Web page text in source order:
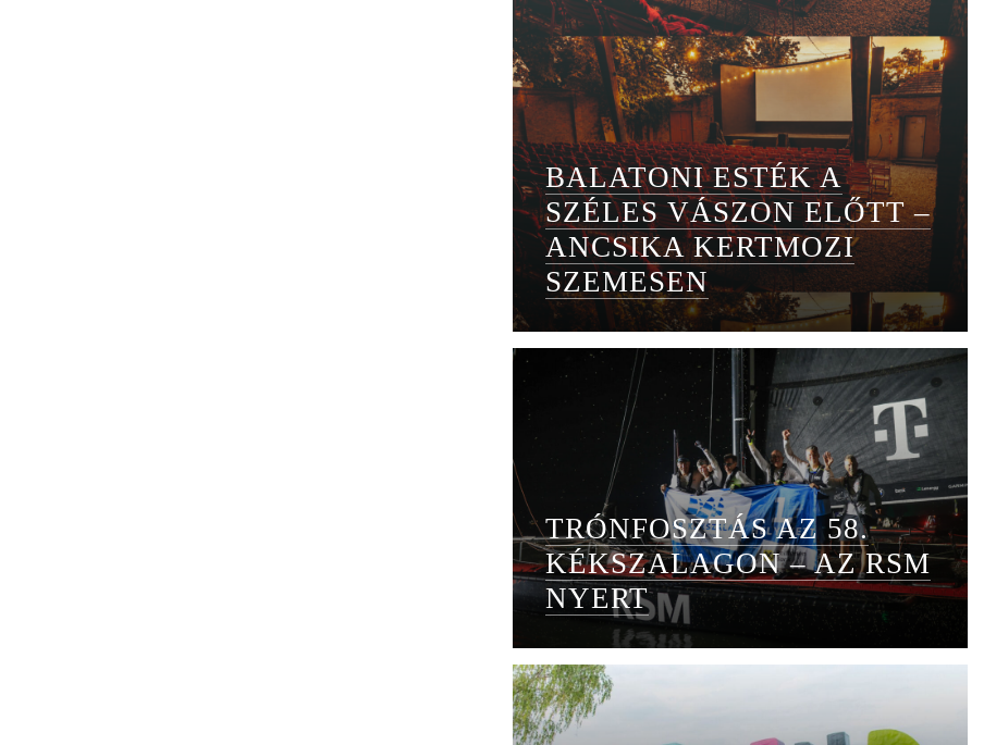
BALATONI ESTÉK A
SZÉLES VÁSZON ELŐTT –
ANCSIKA KERTMOZI
SZEMESEN
TRÓNFOSZTÁS AZ 58.
KÉKSZALAGON – AZ RSM
NYERT